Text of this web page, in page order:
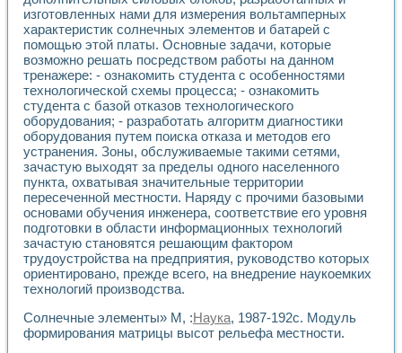
изготовленных нами для измерения вольтамперных
характеристик солнечных элементов и батарей с
помощью этой платы. Основные задачи, которые
возможно решать посредством работы на данном
тренажере: - ознакомить студента с особенностями
технологической схемы процесса; - ознакомить
студента с базой отказов технологического
оборудования; - разработать алгоритм диагностики
оборудования путем поиска отказа и методов его
устранения. Зоны, обслуживаемые такими сетями,
зачастую выходят за пределы одного населенного
пункта, охватывая значительные территории
пересеченной местности. Наряду с прочими базовыми
основами обучения инженера, соответствие его уровня
подготовки в области информационных технологий
зачастую становятся решающим фактором
трудоустройства на предприятия, руководство которых
ориентировано, прежде всего, на внедрение наукоемких
технологий производства.
Солнечные элементы» М, :Наука, 1987-192с. Модуль
формирования матрицы высот рельефа местности.